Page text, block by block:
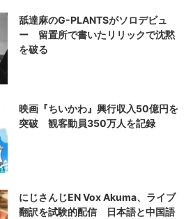
舐達麻のG-PLANTSがソロデビュ
ー 留置所で書いたリリックで沈黙
を破る
映画『ちいかわ』興行収入50億円を
突破 観客動員350万人を記録
にじさんじEN Vox Akuma、ライブ
翻訳を試験的配信 日本語と中国語